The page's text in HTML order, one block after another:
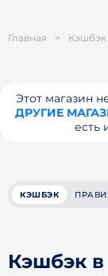
Главная > Кэшбэк
Этот магазин
ДРУГИЕ
есть
КЭШБЭК
Кэшбэк в